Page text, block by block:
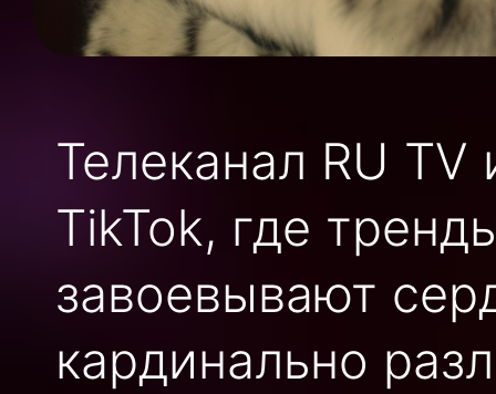
Телеканал RU
TikTok, где
завоевывают
кардинально